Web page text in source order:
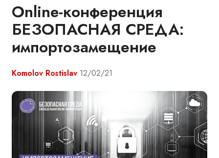
Online-конференция
БЕЗОПАСНАЯ СРЕДА:
импортозамещение
Komolov Rostislav 12/02/21